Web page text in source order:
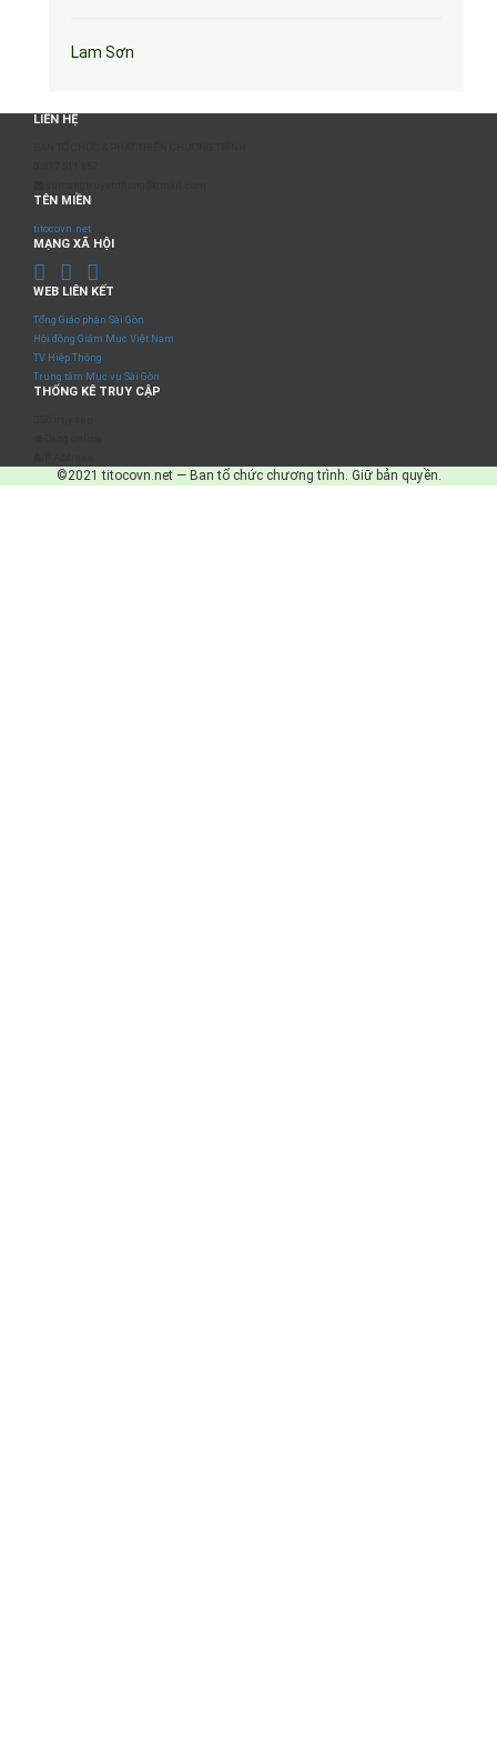
Lam Sơn
LIÊN HỆ
TÊN MIỀN
titocovn.net
MẠNG XÃ HỘI
WEB LIÊN KẾT
Tổng Giáo phận Sài Gòn
Hội đồng Giám Mục Việt Nam
TV Hiệp Thông
Trung tâm Mục vụ Sài Gòn
THỐNG KÊ TRUY CẬP
©2021 titocovn.net — Ban tổ chức chương trình. Giữ bản quyền.